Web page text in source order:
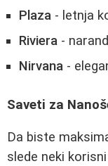
Plaza - letnja
Riviera -
Nirvana -
Saveti za
Da biste
slede neki